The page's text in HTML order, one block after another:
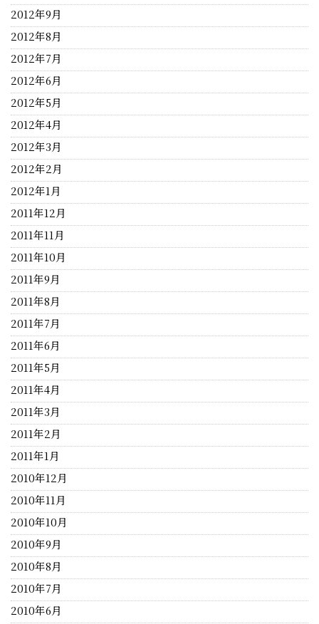
2012年9月
2012年8月
2012年7月
2012年6月
2012年5月
2012年4月
2012年3月
2012年2月
2012年1月
2011年12月
2011年11月
2011年10月
2011年9月
2011年8月
2011年7月
2011年6月
2011年5月
2011年4月
2011年3月
2011年2月
2011年1月
2010年12月
2010年11月
2010年10月
2010年9月
2010年8月
2010年7月
2010年6月